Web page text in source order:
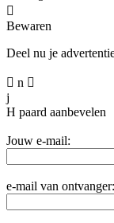

Bewaren
Deel nu je
 n 
j
H paard aanbevelen
Jouw e-mail:
e-mail van ontvanger: